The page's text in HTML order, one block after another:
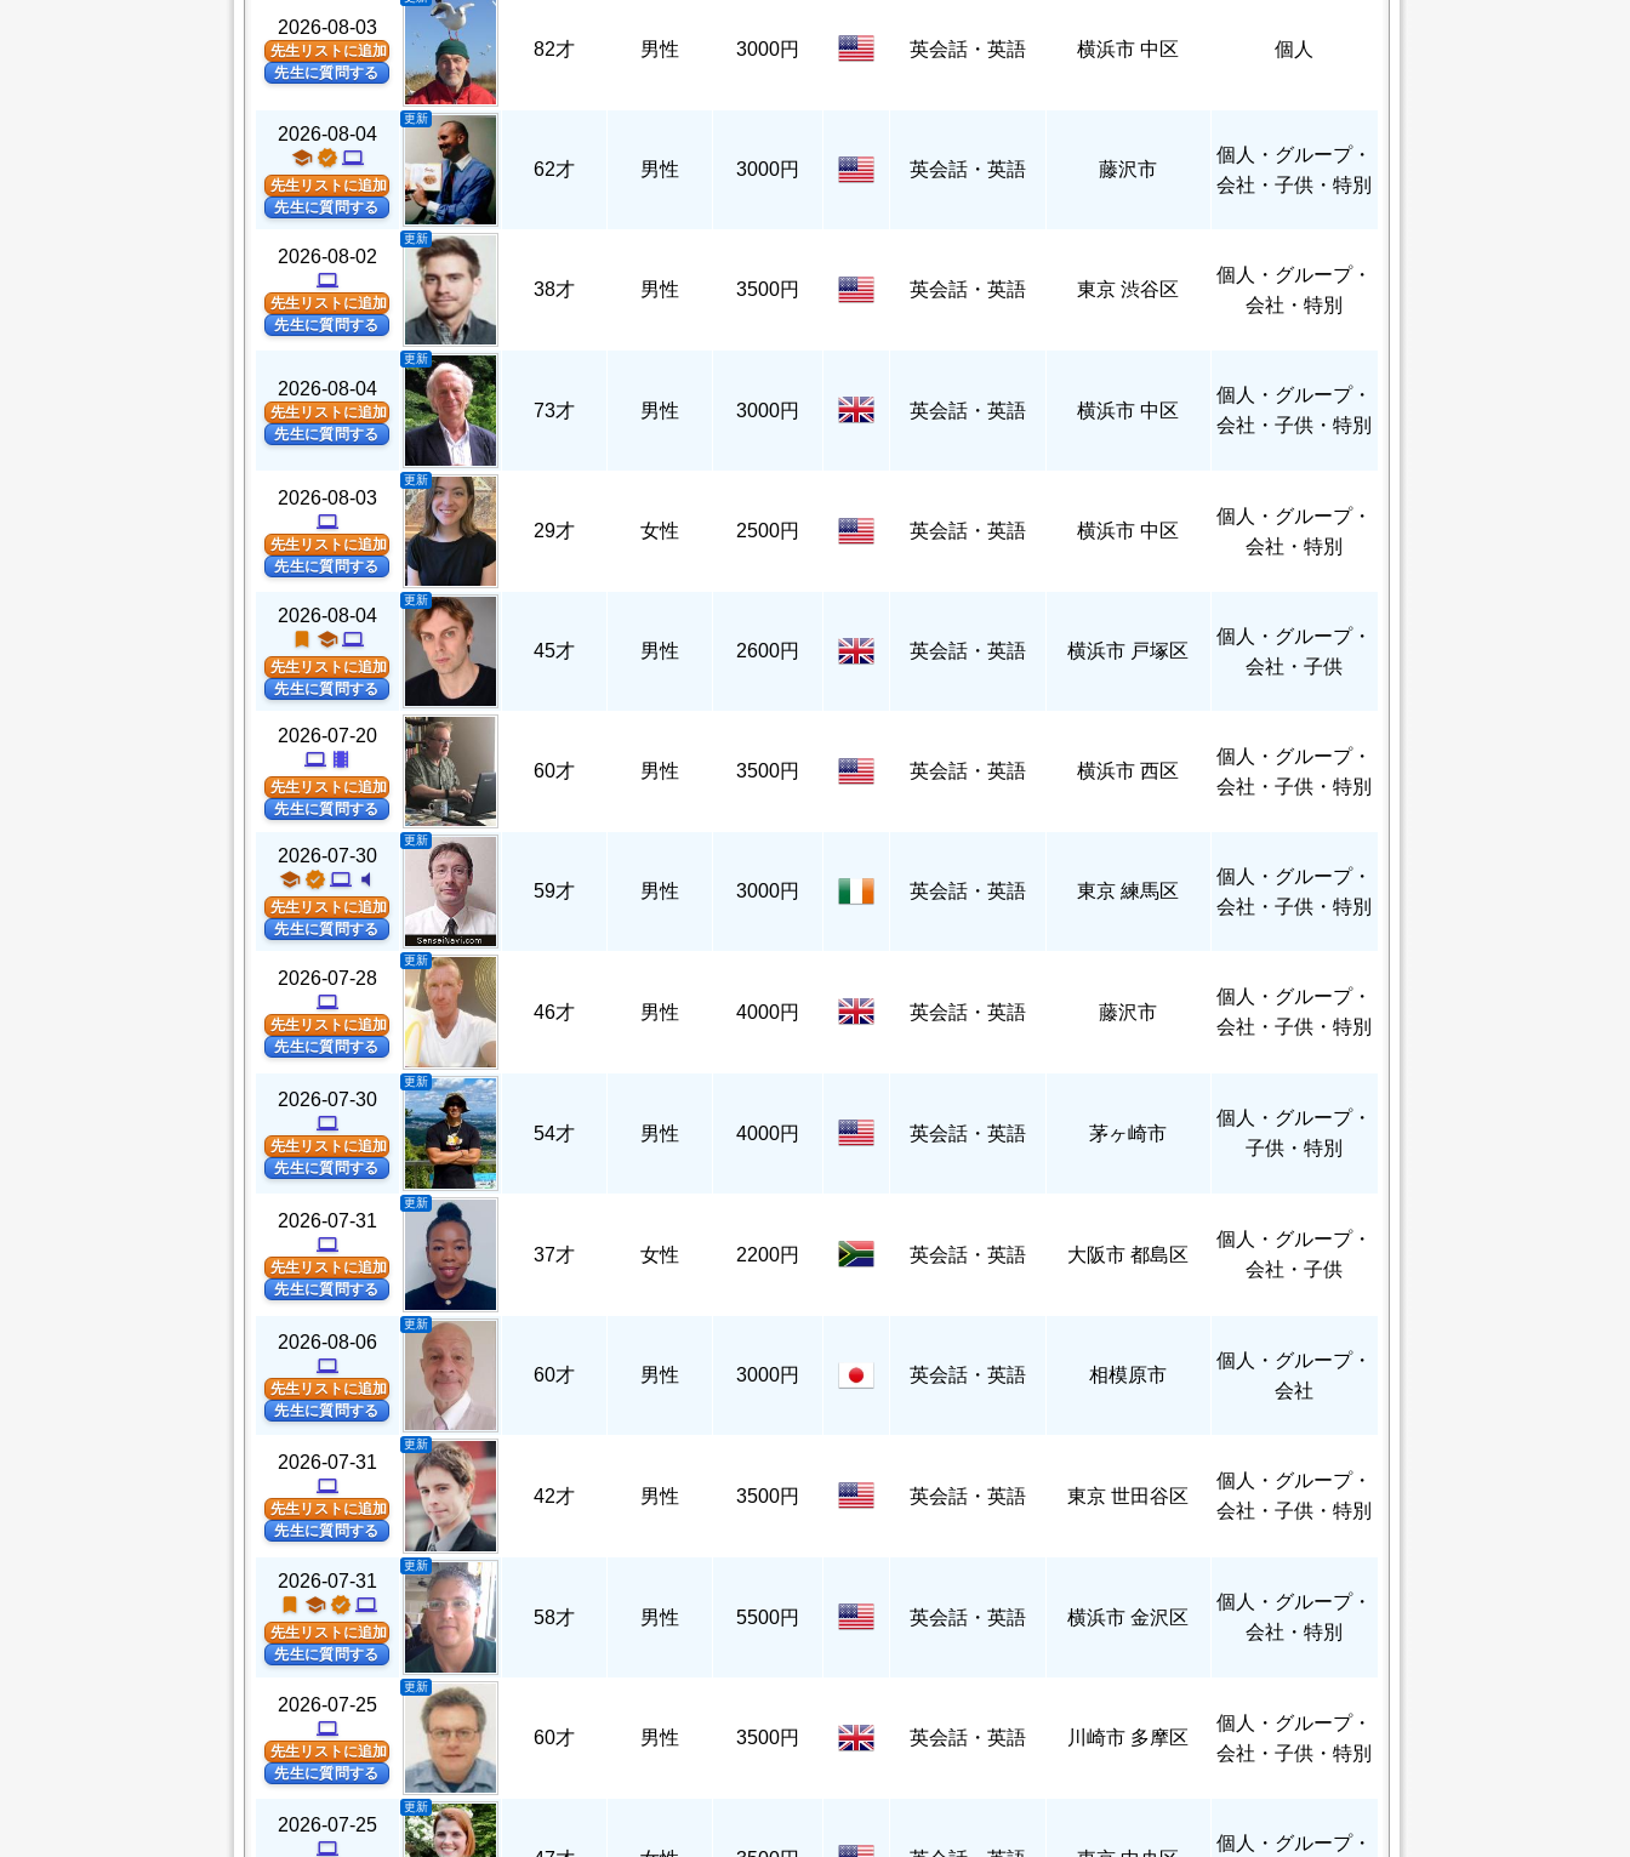
2026-08-03
先生リストに追加
先生に質問する
82才 男性 3000円 英会話・英語 横浜市 中区 個人
2026-08-04
school verified computer
先生リストに追加
先生に質問する
更新
62才 男性 3000円 英会話・英語 藤沢市
個人
・グループ・
会社・子供・特別
2026-08-02
computer
先生リストに追加
先生に質問する
更新
38才 男性 3500円 英会話・英語 東京 渋谷区
個人
・グループ・
会社・特別
2026-08-04
先生リストに追加
先生に質問する
更新
73才 男性 3000円 英会話・英語 横浜市 中区
個人
・グループ・
会社・子供・特別
2026-08-03
computer
先生リストに追加
先生に質問する
更新
29才 女性 2500円 英会話・英語 横浜市 中区
個人
・グループ・
会社・特別
2026-08-04
turned_in school computer
先生リストに追加
先生に質問する
更新
45才 男性 2600円 英会話・英語 横浜市 戸塚区
個人
・グループ・
会社・子供
2026-07-20
computer theaters
先生リストに追加
先生に質問する
60才 男性 3500円 英会話・英語 横浜市 西区
個人
・グループ・
会社・子供・特別
2026-07-30
school verified computer volume_mute
先生リストに追加
先生に質問する
更新
59才 男性 3000円 英会話・英語 東京 練馬区
個人
・グループ・
会社・子供・特別
2026-07-28
computer
先生リストに追加
先生に質問する
更新
46才 男性 4000円 英会話・英語 藤沢市
個人
・グループ・
会社・子供・特別
2026-07-30
computer
先生リストに追加
先生に質問する
更新
54才 男性 4000円 英会話・英語 茅ヶ崎市
個人
・グループ・
子供・特別
2026-07-31
computer
先生リストに追加
先生に質問する
更新
37才 女性 2200円 英会話・英語 大阪市 都島区
個人
・グループ・
会社・子供
2026-08-06
computer
先生リストに追加
先生に質問する
更新
60才 男性 3000円 英会話・英語 相模原市
個人
・グループ・
会社
2026-07-31
computer
先生リストに追加
先生に質問する
更新
42才 男性 3500円 英会話・英語 東京 世田谷区
個人
・グループ・
会社・子供・特別
2026-07-31
turned_in school verified computer
先生リストに追加
先生に質問する
更新
58才 男性 5500円 英会話・英語 横浜市 金沢区
個人
・グループ・
会社・特別
2026-07-25
computer
先生リストに追加
先生に質問する
更新
60才 男性 3500円 英会話・英語 川崎市 多摩区
個人
・グループ・
会社・子供・特別
2026-07-25
computer
更新
個人 ・グループ・